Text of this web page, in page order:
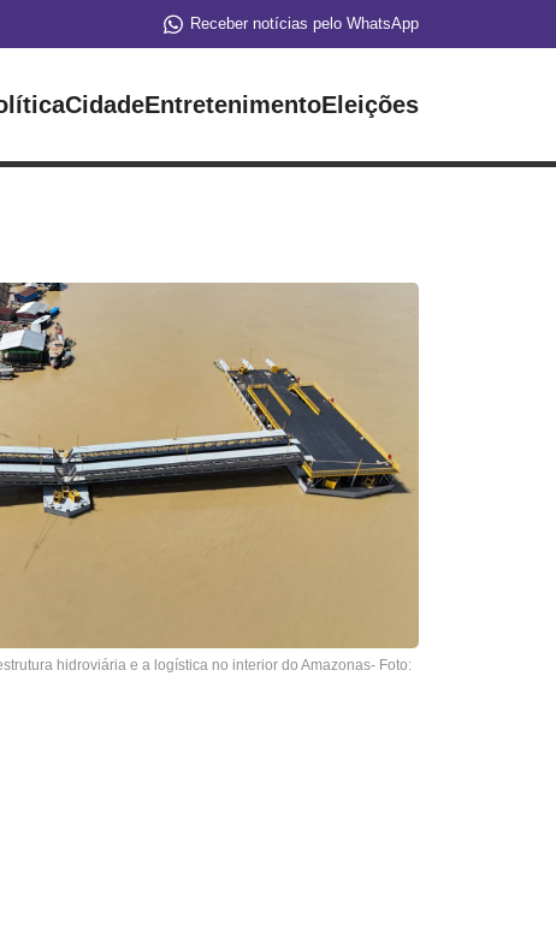
Receber notícias pelo WhatsApp
CidadeEntretenimentoEleições
hidroviária e a logística no interior do Amazonas- Foto: